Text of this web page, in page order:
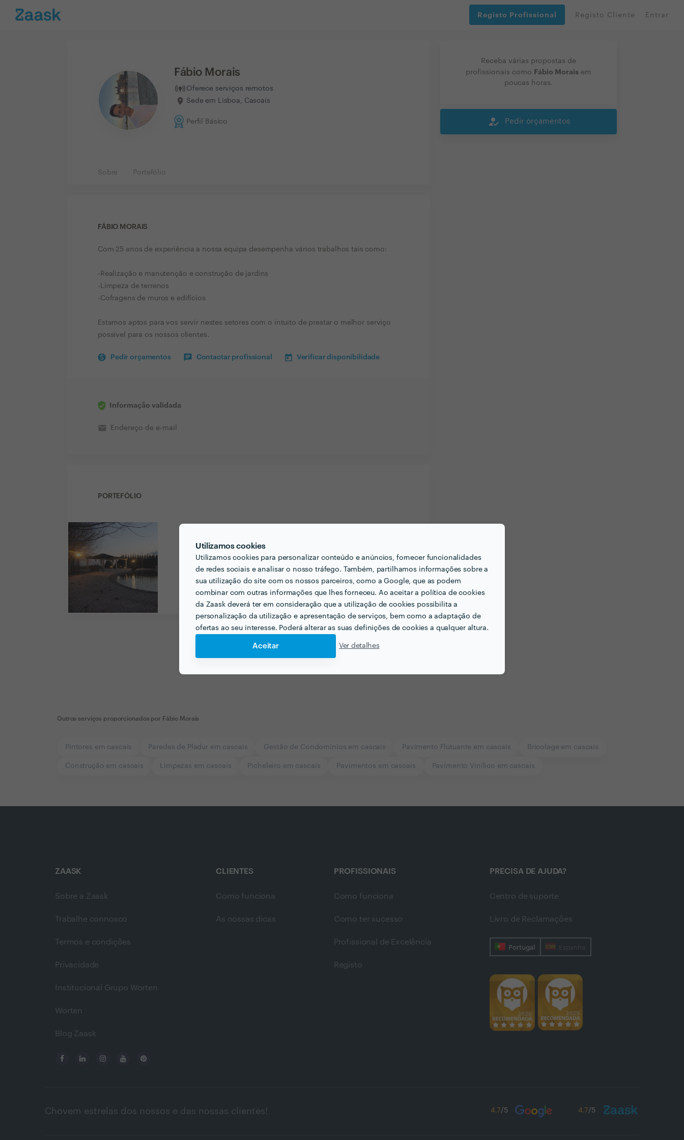
Utilizamos cookies
Utilizamos cookies para personalizar conteúdo e anúncios, fornecer funcionalidades
de redes sociais e analisar o nosso tráfego. Também, partilhamos informações sobre a
sua utilização do site com os nossos parceiros, como a Google, que as podem
combinar com outras informações que lhes forneceu. Ao aceitar a política de cookies
da Zaask deverá ter em consideração que a utilização de cookies possibilita a
personalização da utilização e apresentação de serviços, bem como a adaptação de
ofertas ao seu interesse. Poderá alterar as suas definições de cookies a qualquer altura.
Aceitar Ver detalhes
Registo Profissional Registo Cliente Entrar
Fábio Morais
Oferece serviços remotos
Sede em Lisboa, Cascais
Perfil Básico
Sobre Portefólio
FÁBIO MORAIS
Com 25 anos de experiência a nossa equipa desempenha vários trabalhos tais como:
-Realização e manutenção e construção de jardins
-Limpeza de terrenos
-Cofragens de muros e edifícios
Estamos aptos para vos servir nestes setores com o intuito de prestar o melhor serviço
possível para os nossos clientes.
Pedir orçamentos Contactar profissional Verificar disponibilidade
Informação validada
email Endereço de e-mail
PORTEFÓLIO
Receba várias propostas de
profissionais como Fábio Morais em
poucas horas.
how_to_reg Pedir orçamentos
Outros serviços proporcionados por Fábio Morais
Pintores em cascais Paredes de Pladur em cascais Gestão de Condomínios em cascais Pavimento Flutuante em cascais Bricolage em cascais
Construção em cascais Limpezas em cascais Picheleiro em cascais Pavimentos em cascais Pavimento Vinílico em cascais
ZAASK
Sobre a Zaask
Trabalhe connosco
Termos e condições
Privacidade
Institucional Grupo Worten
Worten
Blog Zaask
CLIENTES
Como funciona
As nossas dicas
PROFISSIONAIS
Como funciona
Como ter sucesso
Profissional de Excelência
Registo
PRECISA DE AJUDA?
Centro de suporte
Livro de Reclamações
Portugal Espanha
Chovem estrelas dos nossos e das nossas clientes! 4.7/5 4.7/5